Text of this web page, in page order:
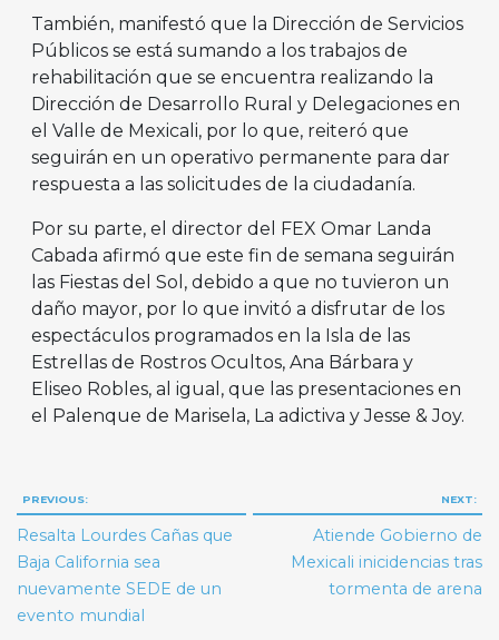
También, manifestó que la Dirección de Servicios
Públicos se está sumando a los trabajos de
rehabilitación que se encuentra realizando la
Dirección de Desarrollo Rural y Delegaciones en
el Valle de Mexicali, por lo que, reiteró que
seguirán en un operativo permanente para dar
respuesta a las solicitudes de la ciudadanía.
Por su parte, el director del FEX Omar Landa
Cabada afirmó que este fin de semana seguirán
las Fiestas del Sol, debido a que no tuvieron un
daño mayor, por lo que invitó a disfrutar de los
espectáculos programados en la Isla de las
Estrellas de Rostros Ocultos, Ana Bárbara y
Eliseo Robles, al igual, que las presentaciones en
el Palenque de Marisela, La adictiva y Jesse & Joy.
Navegación
de
entradas
PREVIOUS:
Resalta Lourdes Cañas que
Baja California sea
nuevamente SEDE de un
evento mundial
NEXT:
Atiende Gobierno de
Mexicali inicidencias tras
tormenta de arena